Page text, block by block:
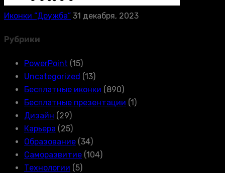
Иконки “Дружба” 31 декабря, 2023
Рубрики
PowerPoint (15)
Uncategorized (13)
Бесплатные иконки (890)
Бесплатные презентации (1)
Дизайн (29)
Карьера (25)
Образование (34)
Саморазвитие (104)
Технологии (5)